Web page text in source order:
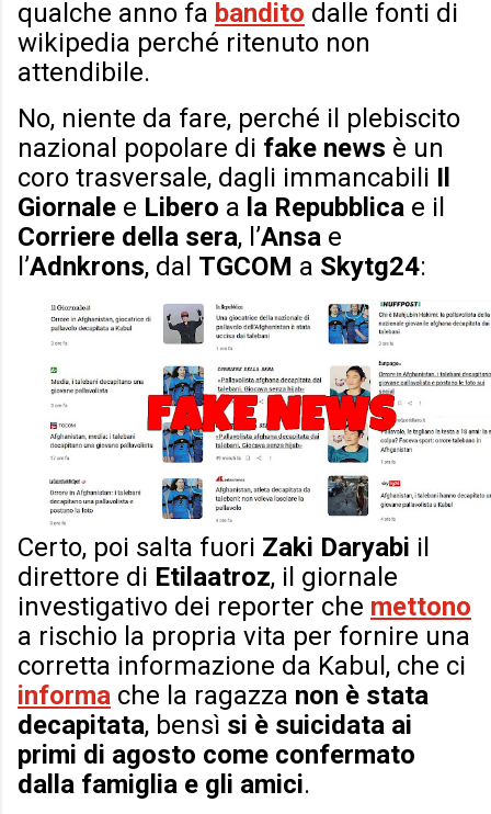
qualche anno fa bandito dalle fonti di
wikipedia perché ritenuto non
attendibile.
No, niente da fare, perché il plebiscito
nazional popolare di fake news è un
coro trasversale, dagli immancabili Il
Giornale e Libero a la Repubblica e il
Corriere della sera, l’Ansa e
l’Adnkrons, dal TGCOM a Skytg24:
Certo, poi salta fuori Zaki Daryabi il
direttore di Etilaatroz, il giornale
investigativo dei reporter che mettono
a rischio la propria vita per fornire una
corretta informazione da Kabul, che ci
informa che la ragazza non è stata
decapitata, bensì si è suicidata ai
primi di agosto come confermato
dalla famiglia e gli amici.